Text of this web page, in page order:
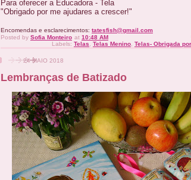
Para oferecer a Educadora - Tela
"Obrigado por me ajudares a crescer!"
Encomendas e esclarecimentos: tatesfish@gmail.com
Posted by Sofia Monteiro at 10:48 AM
Labels: Telas Telas Menino Telas- Obrigada
24 MAIO 2018
Lembranças de Batizado